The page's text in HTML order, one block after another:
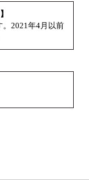
2021年4月以前